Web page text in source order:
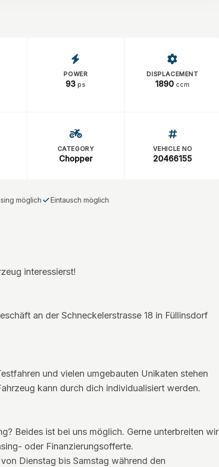
POWER
93 ps
DISPLACEMENT
1890 ccm
CATEGORY
Chopper
VEHICLE NO
20466155
möglich Eintausch möglich
interessierst!
an der Schneckelerstrasse 18 in Füllinsdorf
und vielen umgebauten Unikaten stehen
kann durch dich individualisiert werden.
Beides ist bei uns möglich. Gerne unterbreiten wir
oder Finanzierungsofferte.
Dienstag bis Samstag während den